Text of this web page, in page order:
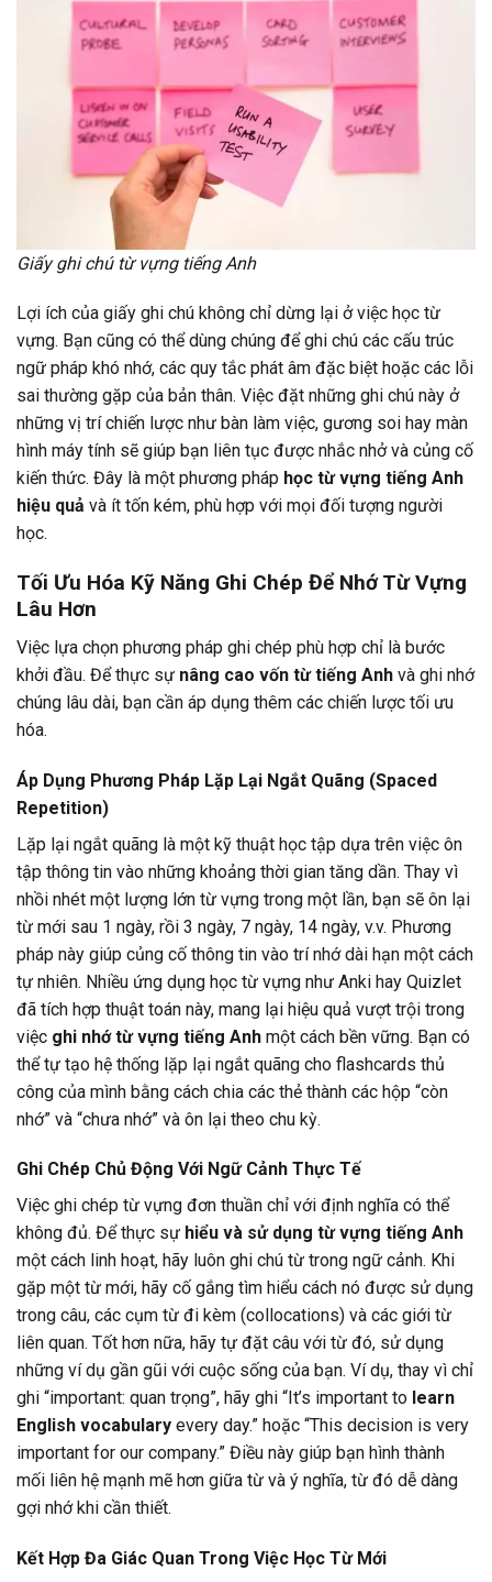
Giấy ghi chú từ vựng tiếng Anh
Lợi ích của giấy ghi chú không chỉ dừng lại ở việc học từ
vựng. Bạn cũng có thể dùng chúng để ghi chú các cấu trúc
ngữ pháp khó nhớ, các quy tắc phát âm đặc biệt hoặc các lỗi
sai thường gặp của bản thân. Việc đặt những ghi chú này ở
những vị trí chiến lược như bàn làm việc, gương soi hay màn
hình máy tính sẽ giúp bạn liên tục được nhắc nhở và củng cố
kiến thức. Đây là một phương pháp học từ vựng tiếng Anh
hiệu quả và ít tốn kém, phù hợp với mọi đối tượng người
học.
Tối Ưu Hóa Kỹ Năng Ghi Chép Để Nhớ Từ Vựng
Lâu Hơn
Việc lựa chọn phương pháp ghi chép phù hợp chỉ là bước
khởi đầu. Để thực sự nâng cao vốn từ tiếng Anh và ghi nhớ
chúng lâu dài, bạn cần áp dụng thêm các chiến lược tối ưu
hóa.
Áp Dụng Phương Pháp Lặp Lại Ngắt Quãng (Spaced
Repetition)
Lặp lại ngắt quãng là một kỹ thuật học tập dựa trên việc ôn
tập thông tin vào những khoảng thời gian tăng dần. Thay vì
nhồi nhét một lượng lớn từ vựng trong một lần, bạn sẽ ôn lại
từ mới sau 1 ngày, rồi 3 ngày, 7 ngày, 14 ngày, v.v. Phương
pháp này giúp củng cố thông tin vào trí nhớ dài hạn một cách
tự nhiên. Nhiều ứng dụng học từ vựng như Anki hay Quizlet
đã tích hợp thuật toán này, mang lại hiệu quả vượt trội trong
việc ghi nhớ từ vựng tiếng Anh một cách bền vững. Bạn có
thể tự tạo hệ thống lặp lại ngắt quãng cho flashcards thủ
công của mình bằng cách chia các thẻ thành các hộp “còn
nhớ” và “chưa nhớ” và ôn lại theo chu kỳ.
Ghi Chép Chủ Động Với Ngữ Cảnh Thực Tế
Việc ghi chép từ vựng đơn thuần chỉ với định nghĩa có thể
không đủ. Để thực sự hiểu và sử dụng từ vựng tiếng Anh
một cách linh hoạt, hãy luôn ghi chú từ trong ngữ cảnh. Khi
gặp một từ mới, hãy cố gắng tìm hiểu cách nó được sử dụng
trong câu, các cụm từ đi kèm (collocations) và các giới từ
liên quan. Tốt hơn nữa, hãy tự đặt câu với từ đó, sử dụng
những ví dụ gần gũi với cuộc sống của bạn. Ví dụ, thay vì chỉ
ghi “important: quan trọng”, hãy ghi “It’s important to learn
English vocabulary every day.” hoặc “This decision is very
important for our company.” Điều này giúp bạn hình thành
mối liên hệ mạnh mẽ hơn giữa từ và ý nghĩa, từ đó dễ dàng
gợi nhớ khi cần thiết.
Kết Hợp Đa Giác Quan Trong Việc Học Từ Mới